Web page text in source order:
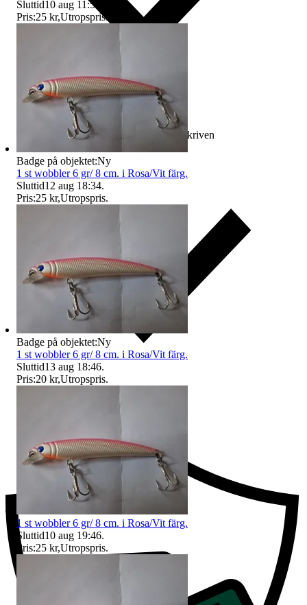
Ersättning om varan inte är som beskriven
Ersättning om du inte får din vara
Sluttid10 aug 11:51
Pris:25 kr,Utropspris.
Badge på objektet:Ny
1 st wobbler 6 gr/ 8 cm. i Rosa/Vit färg.
Sluttid12 aug 18:34.
Pris:25 kr,Utropspris.
Badge på objektet:Ny
1 st wobbler 6 gr/ 8 cm. i Rosa/Vit färg.
Sluttid13 aug 18:46.
Pris:20 kr,Utropspris.
1 st wobbler 6 gr/ 8 cm. i Rosa/Vit färg.
Sluttid10 aug 19:46.
Pris:25 kr,Utropspris.